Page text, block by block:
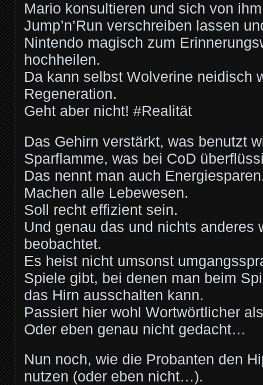
Mario konsultieren und sich von
Jump’n’Run verschreiben lassen
Nintendo magisch zum
hochheilen.
Da kann selbst Wolverine neidisch
Regeneration.
Geht aber nicht! #Realität
Das Gehirn verstärkt, was benutzt
Sparflamme, was bei CoD
Das nennt man auch
Machen alle Lebewesen.
Soll recht effizient sein.
Und genau das und nichts anderes
beobachtet.
Es heist nicht umsonst
Spiele gibt, bei denen man beim
das Hirn ausschalten kann.
Passiert hier wohl Wortwörtlicher
Oder eben genau nicht gedacht…
Nun noch, wie die Probanten den
nutzen (oder eben nicht…).